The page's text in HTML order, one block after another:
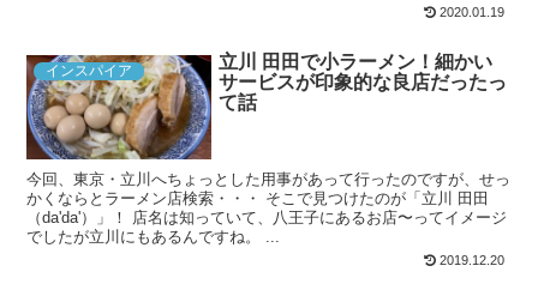
2020.01.19
インスパイア
立川 田田で小ラーメン！細かい
サービスが印象的な良店だったっ
て話
今回、東京・立川へちょっとした用事があって行ったのですが、せっ
かくならとラーメン店検索・・・ そこで見つけたのが「立川 田田
（da'da'）」！ 店名は知っていて、八王子にあるお店〜ってイメージ
でしたが立川にもあるんですね。 ...
2019.12.20